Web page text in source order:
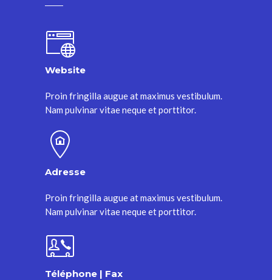
Website
Proin fringilla augue at maximus vestibulum.
Nam pulvinar vitae neque et porttitor.
Adresse
Proin fringilla augue at maximus vestibulum.
Nam pulvinar vitae neque et porttitor.
Téléphone | Fax